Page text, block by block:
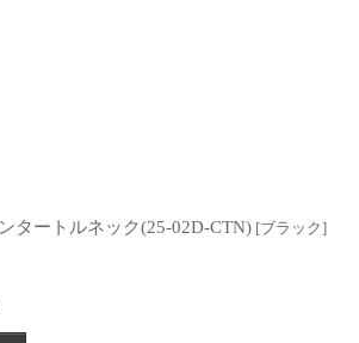
タートルネック(25-02D-CTN) [ブラック]